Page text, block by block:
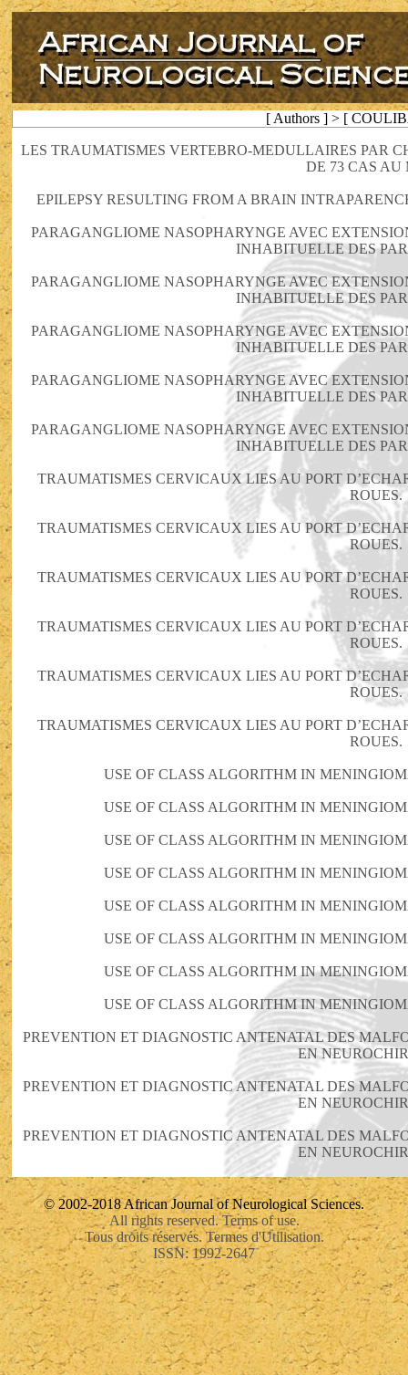
[ Authors ] > [
LES TRAUMATISMES VERTEBRO-MEDULLAIRES PAR
DE 73 CAS AU
EPILEPSY RESULTING FROM A BRAIN
PARAGANGLIOME NASOPHARYNGE AVEC
INHABITUELLE DES
PARAGANGLIOME NASOPHARYNGE AVEC
INHABITUELLE DES
PARAGANGLIOME NASOPHARYNGE AVEC
INHABITUELLE DES
PARAGANGLIOME NASOPHARYNGE AVEC
INHABITUELLE DES
PARAGANGLIOME NASOPHARYNGE AVEC
INHABITUELLE DES
TRAUMATISMES CERVICAUX LIES AU PORT
ROUES.
TRAUMATISMES CERVICAUX LIES AU PORT
ROUES.
TRAUMATISMES CERVICAUX LIES AU PORT
ROUES.
TRAUMATISMES CERVICAUX LIES AU PORT
ROUES.
TRAUMATISMES CERVICAUX LIES AU PORT
ROUES.
TRAUMATISMES CERVICAUX LIES AU PORT
ROUES.
USE OF CLASS ALGORITHM IN
USE OF CLASS ALGORITHM IN
USE OF CLASS ALGORITHM IN
USE OF CLASS ALGORITHM IN
USE OF CLASS ALGORITHM IN
USE OF CLASS ALGORITHM IN
USE OF CLASS ALGORITHM IN
USE OF CLASS ALGORITHM IN
PREVENTION ET DIAGNOSTIC ANTENATAL DES
EN
PREVENTION ET DIAGNOSTIC ANTENATAL DES
EN
PREVENTION ET DIAGNOSTIC ANTENATAL DES
EN
© 2002-2018 African Journal of Neurological Sciences.
All rights reserved. Terms of use.
Tous droits réservés. Termes d'Utilisation.
ISSN: 1992-2647